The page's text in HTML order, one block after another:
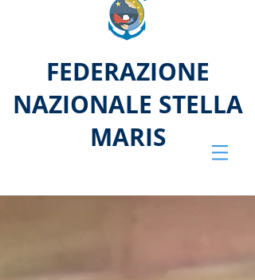
FEDERAZIONE
NAZIONALE STELLA
MARIS